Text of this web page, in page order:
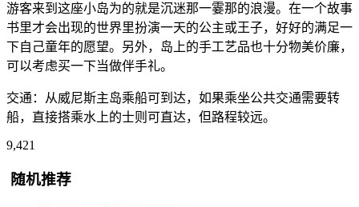
游客来到这座小岛为的就是沉迷那一霎那的浪漫。在一个故事
书里才会出现的世界里扮演一天的公主或王子，好好的满足一
下自己童年的愿望。另外，岛上的手工艺品也十分物美价廉，
可以考虑买一下当做伴手礼。
交通：从威尼斯主岛乘船可到达，如果乘坐公共交通需要转
船，直接搭乘水上的士则可直达，但路程较远。
9,421
随机推荐